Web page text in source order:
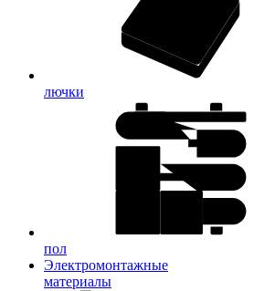
лючки
пол
Электромонтажные
материалы